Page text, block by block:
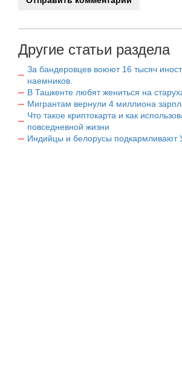
Другие статьи раздела
За бандеровцев воюют 16 тысяч
наемников.
В Ташкенте любят жениться на
Мигрантам вернули 4 миллиона
Что такое криптокарта и как
повседневной жизни
Индийцы и белорусы подкармливают